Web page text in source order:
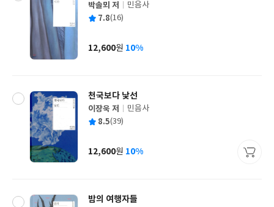
글
쓴
박솔뫼 저
출
사
민음사
평 7.8(16)
가
12,600원 10%
천국보다 낯선
글
쓴
이장욱 저
출
사
민음사
평 8.5(39)
가
12,600원 10%
밤의 여행자들